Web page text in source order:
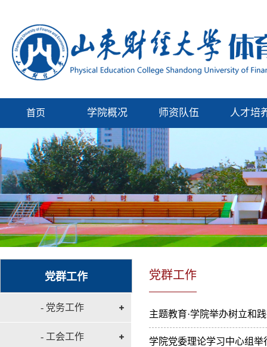
首页 学院概况 师资队伍 人才培
党群工作
- 党务工作
- 工会工作
党群工作
主题教育·学院举办树立和
学院党委理论学习中心组举